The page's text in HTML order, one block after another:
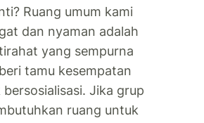
Ruang umum kami
dan nyaman adalah
yang sempurna
tamu kesempatan
Jika grup
ruang untuk